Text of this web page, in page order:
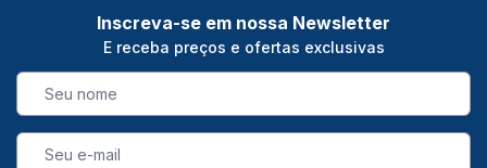
Inscreva-se em nossa Newsletter
E receba preços e ofertas exclusivas